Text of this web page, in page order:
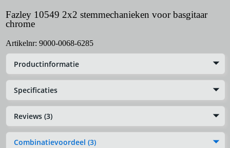
Fazley 10549 2x2 stemmechanieken voor basgitaar
chrome
Artikelnr: 9000-0068-6285
Productinformatie
Specificaties
Reviews (3)
Combinatievoordeel (3)